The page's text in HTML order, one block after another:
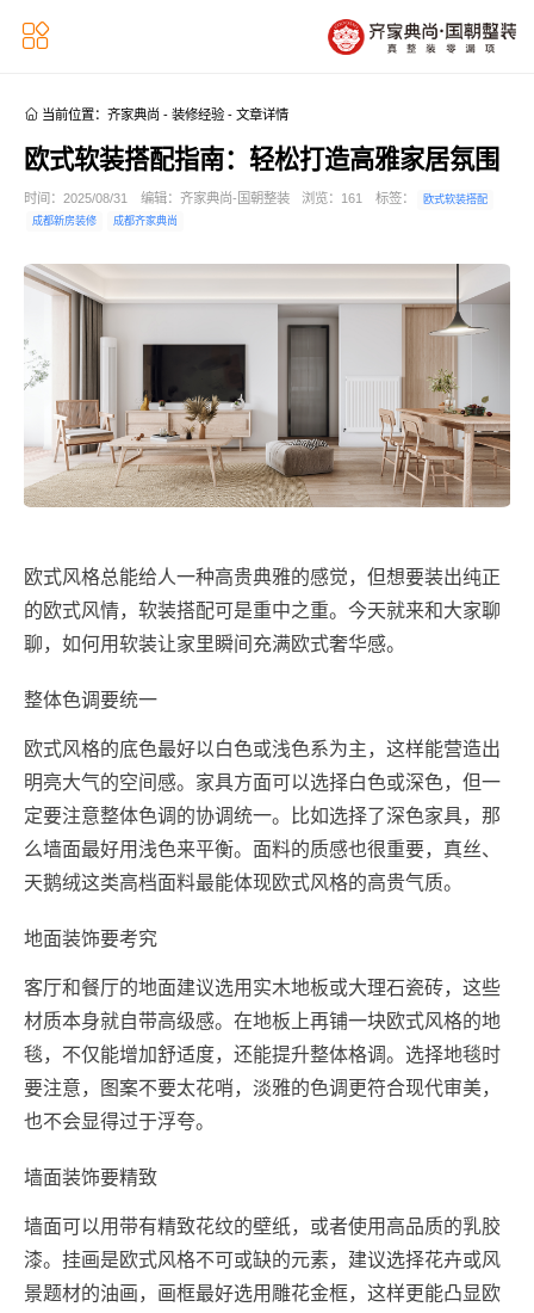

 当前位置： 齐家典尚 - 装修经验 - 文章详情
欧式软装搭配指南：轻松打造高雅家居氛围
时间：2025/08/31 编辑：齐家典尚-国朝整装 浏览： 161 标签：
欧式软装搭配
成都新房装修
成都齐家典尚
欧式风格总能给人一种高贵典雅的感觉，但想要装出纯正
的欧式风情，软装搭配可是重中之重。今天就来和大家聊
聊，如何用软装让家里瞬间充满欧式奢华感。
整体色调要统一
欧式风格的底色最好以白色或浅色系为主，这样能营造出
明亮大气的空间感。家具方面可以选择白色或深色，但一
定要注意整体色调的协调统一。比如选择了深色家具，那
么墙面最好用浅色来平衡。面料的质感也很重要，真丝、
天鹅绒这类高档面料最能体现欧式风格的高贵气质。
地面装饰要考究
客厅和餐厅的地面建议选用实木地板或大理石瓷砖，这些
材质本身就自带高级感。在地板上再铺一块欧式风格的地
毯，不仅能增加舒适度，还能提升整体格调。选择地毯时
要注意，图案不要太花哨，淡雅的色调更符合现代审美，
也不会显得过于浮夸。
墙面装饰要精致
墙面可以用带有精致花纹的壁纸，或者使用高品质的乳胶
漆。挂画是欧式风格不可或缺的元素，建议选择花卉或风
景题材的油画，画框最好选用雕花金框，这样更能凸显欧